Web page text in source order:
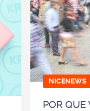
NICENEWS
POR QUE